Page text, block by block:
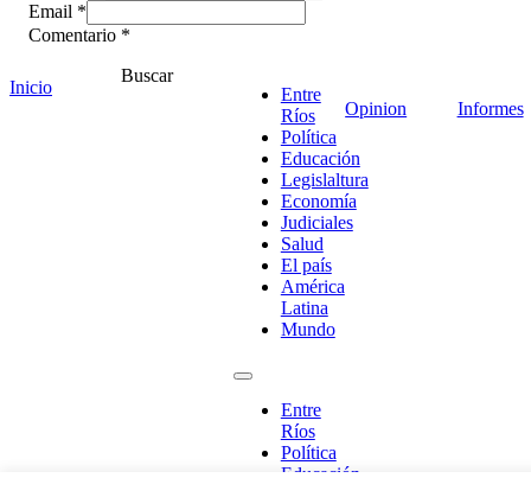
Email *
Comentario *
Inicio
Buscar
Entre
Ríos
Política
Educación
Legislaltura
Economía
Judiciales
Salud
El país
América
Latina
Mundo
Entre
Ríos
Política
Educación
Opinion Informes
¡Ponete en contacto!